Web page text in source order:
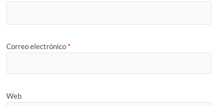
Correo electrónico *
Web